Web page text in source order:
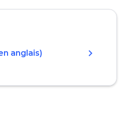
anglais) chevron_right